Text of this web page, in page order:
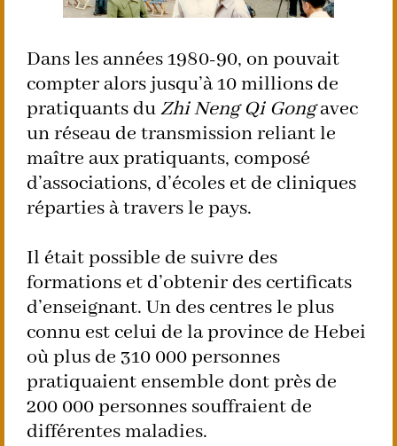
Dans les années 1980-90, on pouvait
compter alors jusqu’à 10 millions de
pratiquants duZhi Neng Qi Gongavec
un réseau de transmission reliant le
maître aux pratiquants, composé
d’associations, d’écoles et de cliniques
réparties à travers le pays.
Il était possible de suivre des
formations et d’obtenir des certificats
d’enseignant. Un des centres le plus
connu est celui de la province de Hebei
où plus de 310 000 personnes
pratiquaient ensemble dont près de
200 000 personnes souffraient de
différentes maladies.